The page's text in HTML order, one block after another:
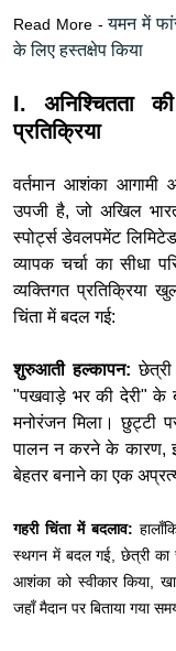
Read More -यमन में
के लिए हस्तक्षेप किया
I. अनिश्चितता
प्रतिक्रिया
वर्तमान आशंका
उपजी है, जो अखिल
स्पोर्ट्स डेवलपमेंट
व्यापक चर्चा का सीधा
व्यक्तिगत प्रतिक्रिया
चिंता में बदल गई:
शुरुआती हल्कापन:
"पखवाड़े भर की देरी" के
मनोरंजन मिला। छुट्टी
पालन न करने के कारण,
बेहतर बनाने का एक
गहरी चिंता में बदलाव:
स्थगन में बदल गई, छेत्री का
आशंका को स्वीकार किया,
जहाँ मैदान पर बिताया गया